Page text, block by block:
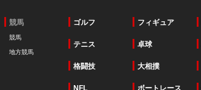
競馬
競馬
地方競馬
ゴルフ フィギュア
テニス 卓球
格闘技 大相撲
NFL ボートレース